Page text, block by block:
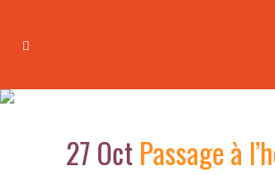
27 Oct Passage à